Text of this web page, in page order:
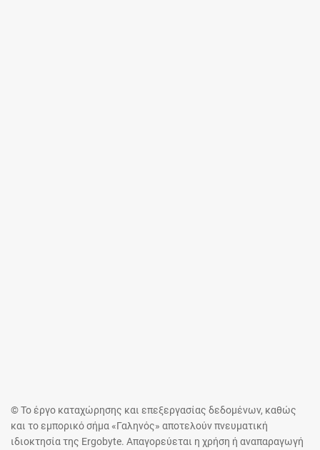
© Το έργο καταχώρησης και επεξεργασίας δεδομένων, καθώς
και το εμπορικό σήμα «Γαληνός» αποτελούν πνευματική
ιδιοκτησία της Ergobyte. Απαγορεύεται η χρήση ή αναπαραγωγή